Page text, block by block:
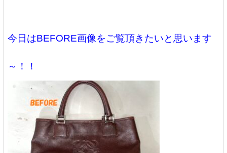
今日はBEFORE画像をご覧頂きたいと思います
～！！